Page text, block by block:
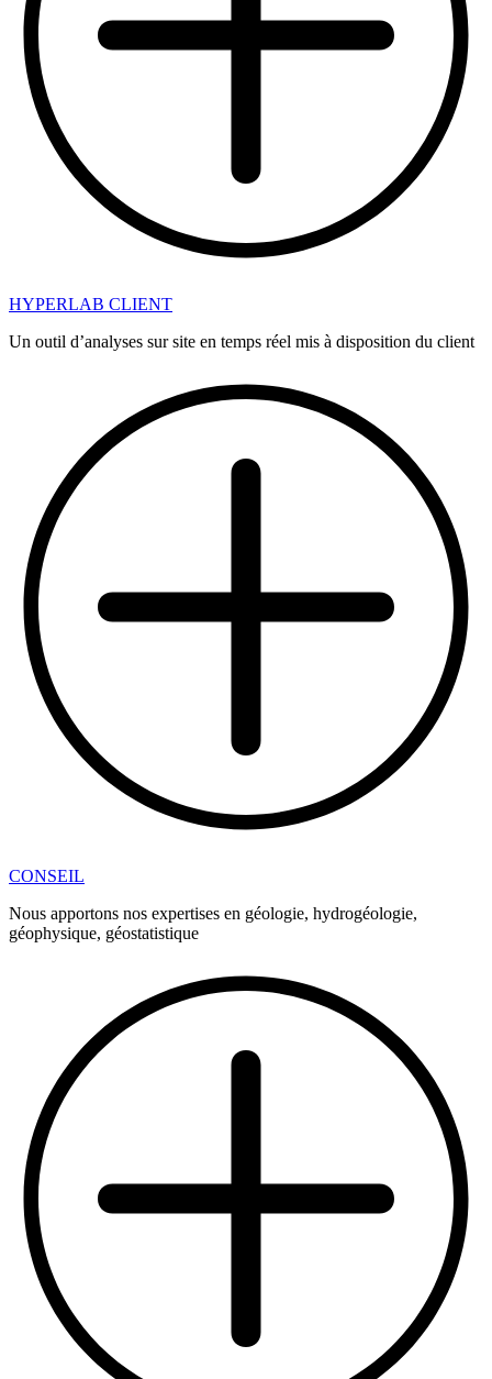
HYPERLAB CLIENT
Un outil d’analyses sur site en temps réel mis à disposition du client
CONSEIL
Nous apportons nos expertises en géologie, hydrogéologie,
géophysique, géostatistique